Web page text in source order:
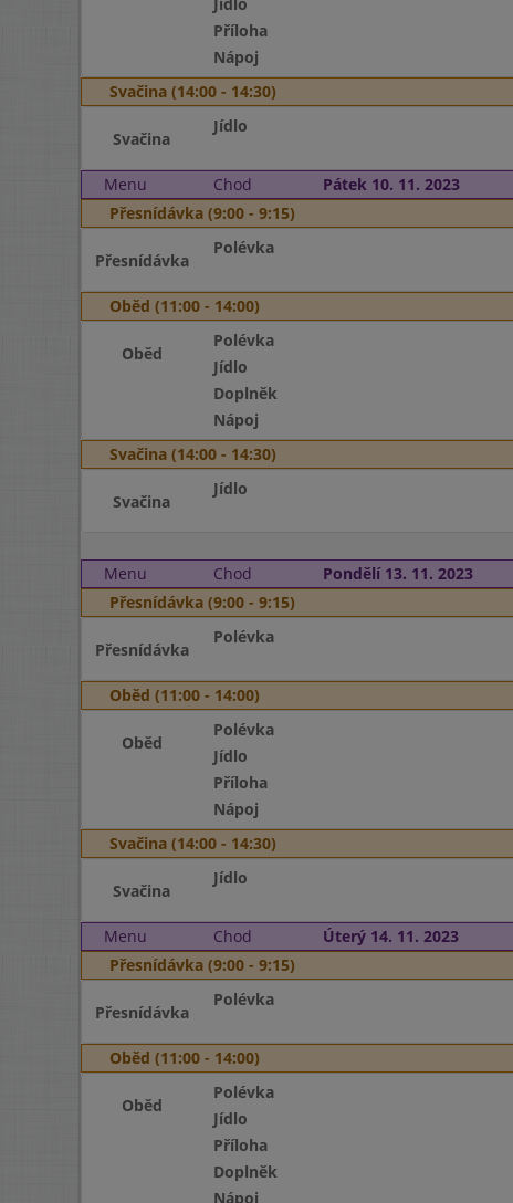
Příloha
Nápoj
Svačina (14:00 - 14:30)
Svačina
Jídlo
Menu Chod Pátek 10. 11. 2023
Přesnídávka (9:00 - 9:15)
Přesnídávka
Polévka
Oběd (11:00 - 14:00)
Oběd
Polévka
Jídlo
Doplněk
Nápoj
Svačina (14:00 - 14:30)
Svačina
Jídlo
Menu
Chod Pondělí 13. 11. 2023
Přesnídávka (9:00 - 9:15)
Přesnídávka
Polévka
Oběd (11:00 - 14:00)
Oběd
Polévka
Jídlo
Příloha
Nápoj
Svačina (14:00 - 14:30)
Svačina
Jídlo
Menu Chod Úterý 14. 11. 2023
Přesnídávka (9:00 - 9:15)
Přesnídávka
Polévka
Oběd (11:00 - 14:00)
Oběd
Polévka
Jídlo
Příloha
Doplněk
Nápoj